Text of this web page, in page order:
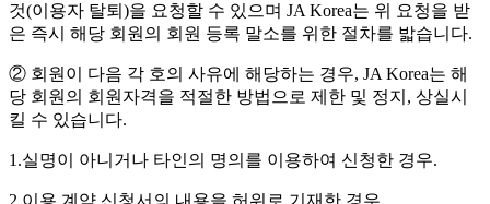
것(이용자 탈퇴)을 요청할 수 있으며 JA Korea는 위 요청을 받
은 즉시 해당 회원의 회원 등록 말소를 위한 절차를 밟습니다.
② 회원이 다음 각 호의 사유에 해당하는 경우, JA Korea는 해
당 회원의 회원자격을 적절한 방법으로 제한 및 정지, 상실시
킬 수 있습니다.
1.실명이 아니거나 타인의 명의를 이용하여 신청한 경우.